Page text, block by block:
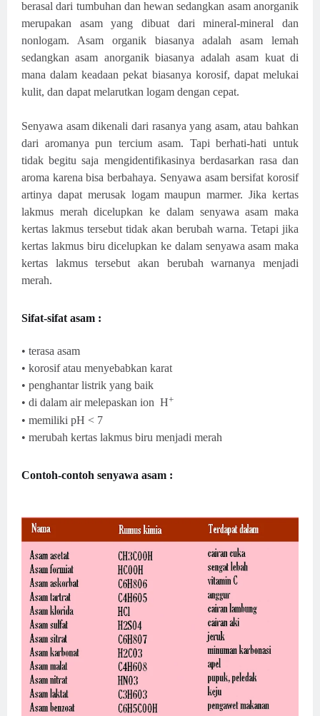
berasal dari tumbuhan dan hewan sedangkan asam anorganik
merupakan asam yang dibuat dari mineral-mineral dan
nonlogam. Asam organik biasanya adalah asam lemah
sedangkan asam anorganik biasanya adalah asam kuat di
mana dalam keadaan pekat biasanya korosif, dapat melukai
kulit, dan dapat melarutkan logam dengan cepat.
Senyawa asam dikenali dari rasanya yang asam, atau bahkan
dari aromanya pun tercium asam. Tapi berhati-hati untuk
tidak begitu saja mengidentifikasinya berdasarkan rasa dan
aroma karena bisa berbahaya. Senyawa asam bersifat korosif
artinya dapat merusak logam maupun marmer. Jika kertas
lakmus merah dicelupkan ke dalam senyawa asam maka
kertas lakmus tersebut tidak akan berubah warna. Tetapi jika
kertas lakmus biru dicelupkan ke dalam senyawa asam maka
kertas lakmus tersebut akan berubah warnanya menjadi
merah.
Sifat-sifat asam :
• terasa asam
• korosif atau menyebabkan karat
• penghantar listrik yang baik
• di dalam air melepaskan ion H+
• memiliki pH < 7
• merubah kertas lakmus biru menjadi merah
Contoh-contoh senyawa asam :